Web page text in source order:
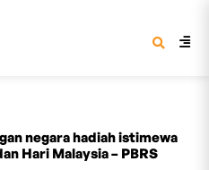
negara hadiah istimewa
Hari Malaysia – PBRS